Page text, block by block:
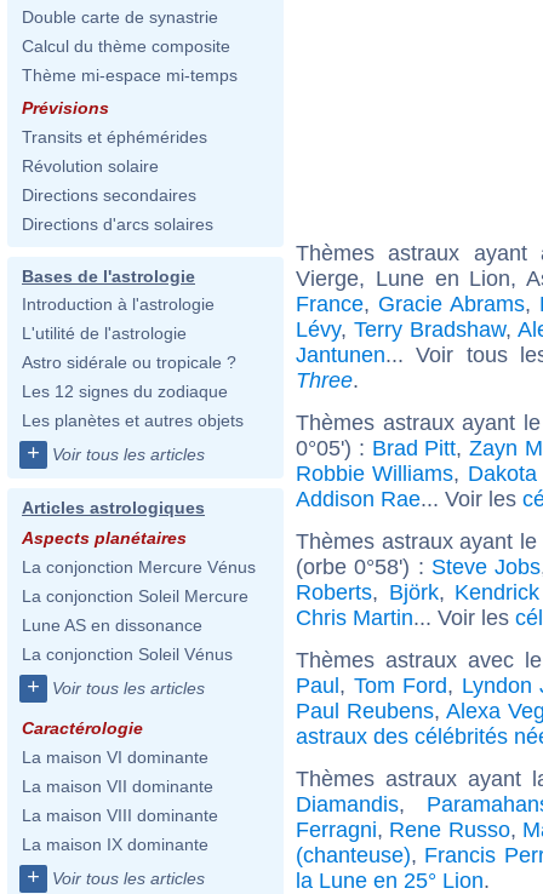
Double carte de synastrie
Calcul du thème composite
Thème mi-espace mi-temps
Prévisions
Transits et éphémérides
Révolution solaire
Directions secondaires
Directions d'arcs solaires
Bases de l'astrologie
Introduction à l'astrologie
L'utilité de l'astrologie
Astro sidérale ou tropicale ?
Les 12 signes du zodiaque
Les planètes et autres objets
+ Voir tous les articles
Articles astrologiques
Aspects planétaires
La conjonction Mercure Vénus
La conjonction Soleil Mercure
Lune AS en dissonance
La conjonction Soleil Vénus
+ Voir tous les articles
Caractérologie
La maison VI dominante
La maison VII dominante
La maison VIII dominante
La maison IX dominante
+ Voir tous les articles
Thèmes astraux
Vierge, Lune en Lion,
France, Gracie Abrams,
Lévy, Terry Bradshaw,
Jantunen... Voir tous
Three.
Thèmes astraux ayant
0°05') : Brad Pitt,Zayn
Robbie Williams,
Addison Rae... Voir les
Thèmes astraux ayant
(orbe 0°58') : Steve Jobs
Roberts, Björk,
Chris Martin... Voir les
Thèmes astraux avec
Paul, Tom Ford, Lyndon
Paul Reubens,Alexa
astraux des célébrités
Thèmes astraux
Diamandis,
Ferragni, Rene Russo,
(chanteuse), Francis
la Lune en 25° Lion.